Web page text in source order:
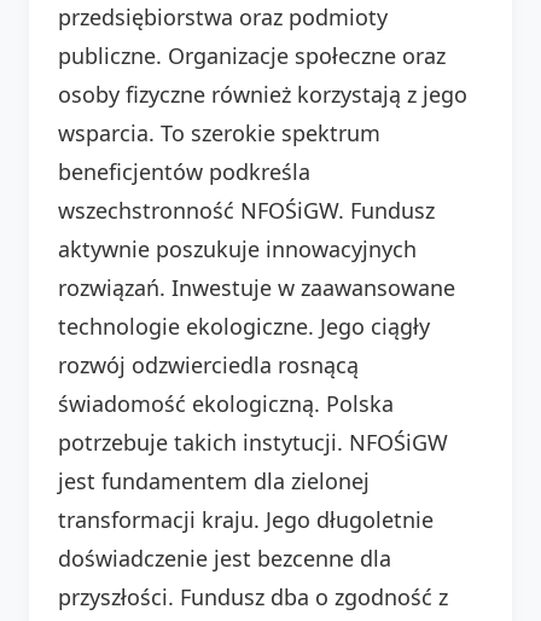
przedsiębiorstwa oraz podmioty
publiczne. Organizacje społeczne oraz
osoby fizyczne również korzystają z jego
wsparcia. To szerokie spektrum
beneficjentów podkreśla
wszechstronność NFOŚiGW. Fundusz
aktywnie poszukuje innowacyjnych
rozwiązań. Inwestuje w zaawansowane
technologie ekologiczne. Jego ciągły
rozwój odzwierciedla rosnącą
świadomość ekologiczną. Polska
potrzebuje takich instytucji. NFOŚiGW
jest fundamentem dla zielonej
transformacji kraju. Jego długoletnie
doświadczenie jest bezcenne dla
przyszłości. Fundusz dba o zgodność z